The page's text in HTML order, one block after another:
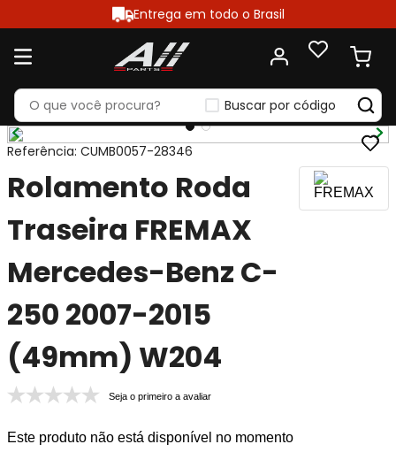
Entrega em todo o Brasil
Buscar por código
Referência: CUMB0057-28346
Rolamento Roda
Traseira FREMAX
Mercedes-Benz C-
250 2007-2015
(49mm) W204
Seja o primeiro a avaliar
Este produto não está disponível no momento